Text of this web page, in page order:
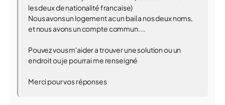
les deux de nationalité francaise)
Nous avons un logement ac un bail a nos deux noms,
et nous avons un compte commun....
Pouvez vous m'aider a trouver une solution ou un
endroit ou je pourrai me renseigné
Merci pour vos réponses